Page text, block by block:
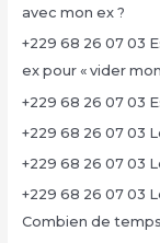
avec mon ex ?
+229 68 26 07 03
ex pour « vider
+229 68 26 07 03
+229 68 26 07 03
+229 68 26 07 03
+229 68 26 07 03
Combien de